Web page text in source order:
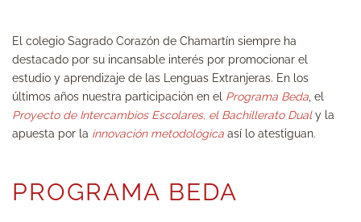
El colegio Sagrado Corazón de Chamartín siempre ha
destacado por su incansable interés por promocionar el
estudio y aprendizaje de las Lenguas Extranjeras. En los
últimos años nuestra participación en el Programa Beda , el
Proyecto de Intercambios Escolares, el Bachillerato Dualy la
apuesta por la innovación metodológica así lo atestiguan.
PROGRAMA BEDA